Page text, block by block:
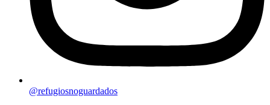
@refugiosnoguardados